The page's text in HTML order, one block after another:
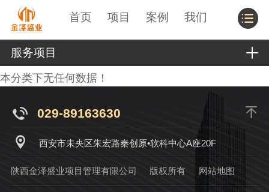
首页 项目 案例 我们
服务项目
本分类下无任何数据！
029-89163630
西安市未央区朱宏路秦创原•软科中心A座20F
陕西金泽盛业项目管理有限公司 版权所有 网站地图